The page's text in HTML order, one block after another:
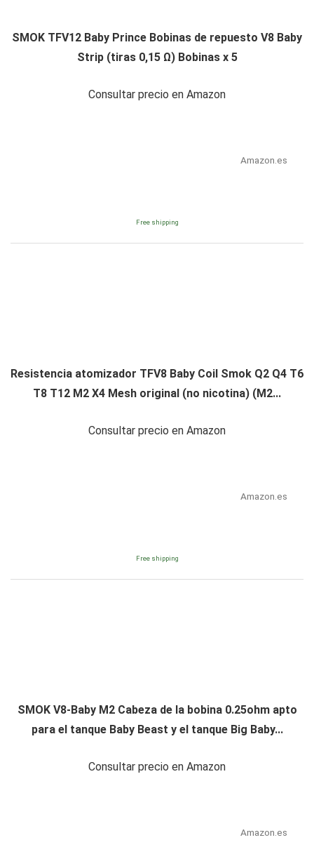
SMOK TFV12 Baby Prince Bobinas de repuesto V8 Baby
Strip (tiras 0,15 Ω) Bobinas x 5
Consultar precio en Amazon
Amazon.es
Free shipping
Resistencia atomizador TFV8 Baby Coil Smok Q2 Q4 T6
T8 T12 M2 X4 Mesh original (no nicotina) (M2...
Consultar precio en Amazon
Amazon.es
Free shipping
SMOK V8-Baby M2 Cabeza de la bobina 0.25ohm apto
para el tanque Baby Beast y el tanque Big Baby...
Consultar precio en Amazon
Amazon.es